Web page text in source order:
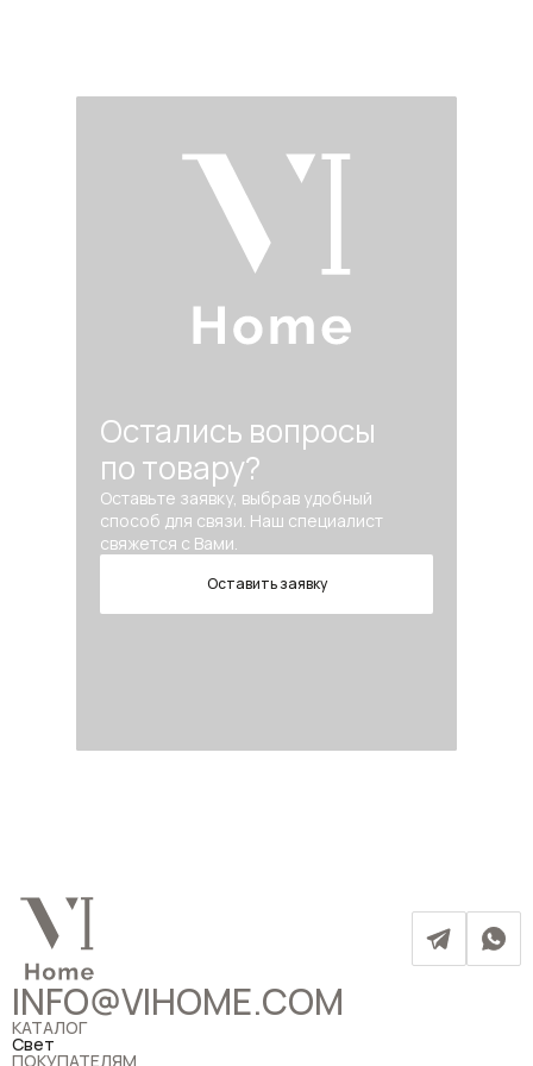
Остались вопросы
по товару?
Оставьте заявку, выбрав удобный
способ для связи. Наш специалист
свяжется с Вами.
Оставить заявку
INFO@VIHOME.COM
КАТАЛОГ
Свет
ПОКУПАТЕЛЯМ